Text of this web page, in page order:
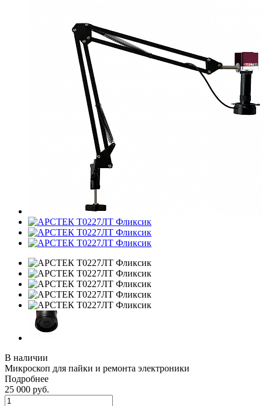
В наличии
Микроскоп для пайки и ремонта электроники
Подробнее
25 000 руб.